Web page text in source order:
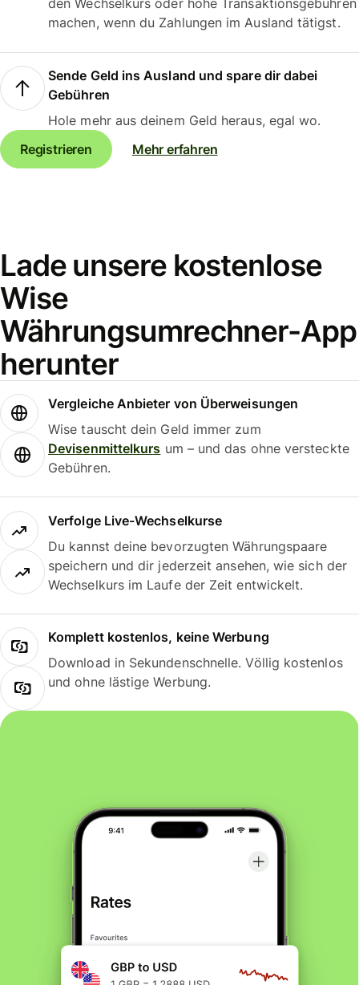
den Wechselkurs oder hohe Transaktionsgebühren
machen, wenn du Zahlungen im Ausland tätigst.
Sende Geld ins Ausland und spare dir dabei
Gebühren
Hole mehr aus deinem Geld heraus, egal wo.
Registrieren
Mehr erfahren
Lade unsere kostenlose
Wise
Währungsumrechner-App
herunter
Vergleiche Anbieter von Überweisungen
Wise tauscht dein Geld immer zum
Devisenmittelkurs um – und das ohne versteckte
Gebühren.
Verfolge Live-Wechselkurse
Du kannst deine bevorzugten Währungspaare
speichern und dir jederzeit ansehen, wie sich der
Wechselkurs im Laufe der Zeit entwickelt.
Komplett kostenlos, keine Werbung
Download in Sekundenschnelle. Völlig kostenlos
und ohne lästige Werbung.